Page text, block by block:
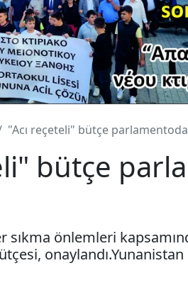
"Acı reçeteli" bütçe
bütçe
önlemleri